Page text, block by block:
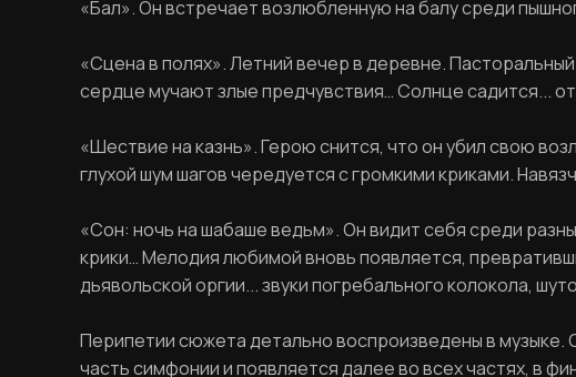
«Бал». Он встречает возлюбленную на балу среди
«Сцена в полях». Летний вечер в деревне.
сердце мучают злые предчувствия… Солнце садится...
«Шествие на казнь». Герою снится, что он убил свою
глухой шум шагов чередуется с громкими криками.
«Сон: ночь на шабаше ведьм». Он видит себя среди
крики… Мелодия любимой вновь появляется,
дьявольской оргии... звуки погребального колокола,
Перипетии сюжета детально воспроизведены в
часть симфонии и появляется далее во всех частях, в